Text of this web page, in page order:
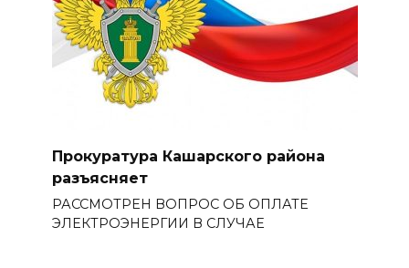
Прокуратура Кашарского района
разъясняет
РАССМОТРЕН ВОПРОС ОБ ОПЛАТЕ
ЭЛЕКТРОЭНЕРГИИ В СЛУЧАЕ